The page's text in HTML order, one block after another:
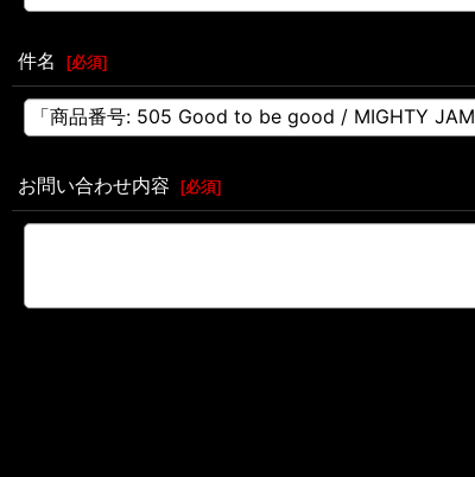
件名 [必須]
お問い合わせ内容 [必須]